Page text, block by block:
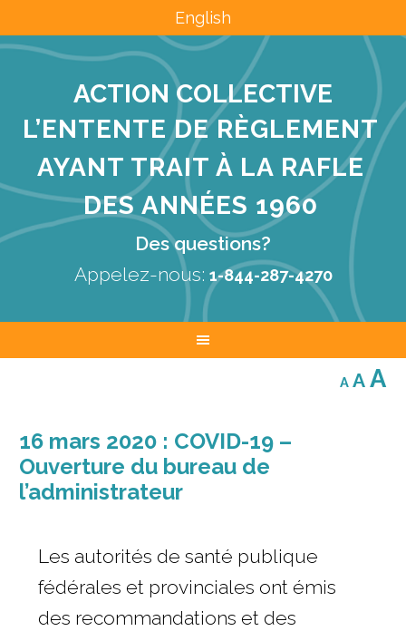
English
ACTION COLLECTIVE
L’ENTENTE DE RÈGLEMENT
AYANT TRAIT À LA RAFLE
DES ANNÉES 1960
Des questions?
Appelez-nous: 1-844-287-4270
Afont
A A
16 mars 2020 : COVID-19 –
Ouverture du bureau de
l’administrateur
Les autorités de santé publique
fédérales et provinciales ont émis
des recommandations et des